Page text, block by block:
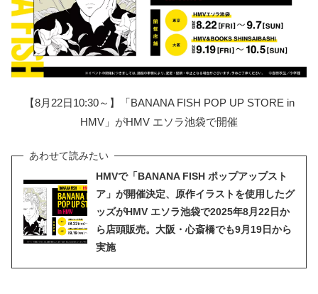
【8月22日10:30～】「BANANA FISH POP UP STORE in
HMV」がHMV エソラ池袋で開催
HMVで「BANANA FISH ポップアップスト
ア」が開催決定、原作イラストを使用したグ
ッズがHMV エソラ池袋で2025年8月22日か
ら店頭販売。大阪・心斎橋でも9月19日から
実施